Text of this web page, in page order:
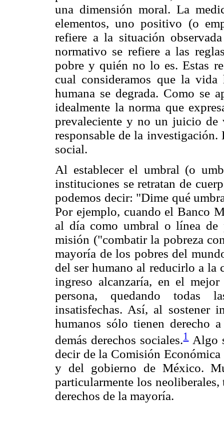
una dimensión moral. La
elementos, uno positivo (o
refiere a la situación
normativo se refiere a las
pobre y quién no lo es. Estas
cual consideramos que la
humana se degrada. Como se
idealmente la norma que
prevaleciente y no un juicio
responsable de la investigación.
social.
Al establecer el umbral (o
instituciones se retratan de
podemos decir: "Dime qué
Por ejemplo, cuando el Banco
al día como umbral o línea de
misión ("combatir la pobreza
mayoría de los pobres del
del ser humano al reducirlo a la
ingreso alcanzaría, en el
persona, quedando todas
insatisfechas. Así, al sostener
humanos sólo tienen derecho
demás derechos sociales.1 Algo
decir de la Comisión
y del gobierno de México.
particularmente los
derechos de la mayoría.